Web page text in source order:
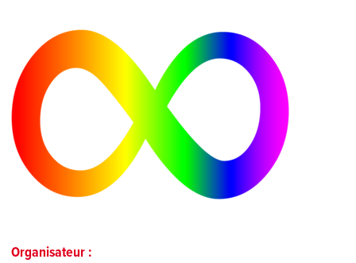
Organisateur :